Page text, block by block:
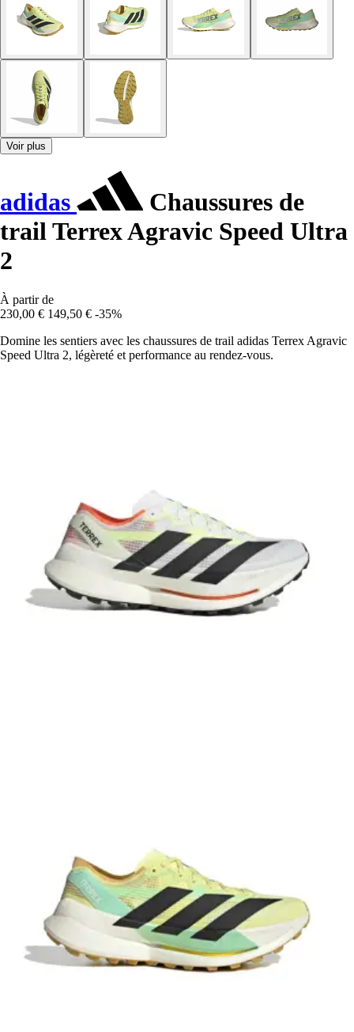
Voir plus
adidas
Chaussures de
trail Terrex Agravic Speed Ultra
2
À partir de
230,00 € 149,50 € -35%
Domine les sentiers avec les chaussures de trail adidas Terrex Agravic
Speed Ultra 2, légèreté et performance au rendez-vous.